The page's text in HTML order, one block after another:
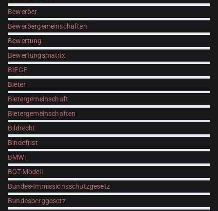
Bewerber
Bewerbergemeinschaften
Bewertung
Bewertungsmatrix
BIEGE
Bieter
Bietergemeinschaft
Bietergemeinschaften
Bildrecht
Bindefrist
BMWi
BOT-Modell
Bundes-Immissionsschutzgesetz
Bundesberggesetz